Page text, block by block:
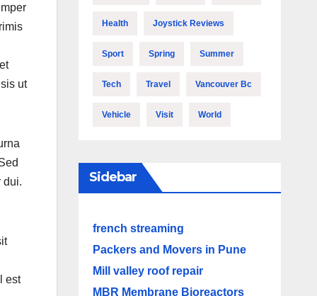
ut
dui.
est
Health Joystick Reviews
Sport Spring Summer
Tech Travel Vancouver Bc
Vehicle Visit World
Sidebar
french streaming
Packers and Movers in Pune
Mill valley roof repair
MBR Membrane Bioreactors